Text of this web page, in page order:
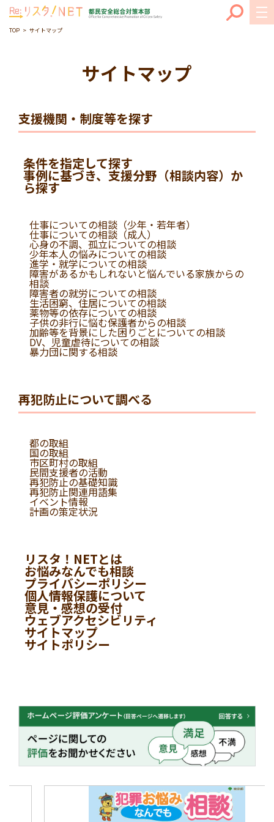
TOP サイトマップ
サイトマップ
支援機関・制度等を探す
条件を指定して探す
事例に基づき、支援分野（相談内容）か
ら探す
仕事についての相談（少年・若年者）
仕事についての相談（成人）
心身の不調、孤立についての相談
少年本人の悩みについての相談
進学・就学についての相談
障害があるかもしれないと悩んでいる家族からの
相談
障害者の就労についての相談
生活困窮、住居についての相談
薬物等の依存についての相談
子供の非行に悩む保護者からの相談
加齢等を背景にした困りごとについての相談
DV、児童虐待についての相談
暴力団に関する相談
再犯防止について調べる
都の取組
国の取組
市区町村の取組
民間支援者の活動
再犯防止の基礎知識
再犯防止関連用語集
イベント情報
計画の策定状況
リスタ！NETとは
お悩みなんでも相談
プライバシーポリシー
個人情報保護について
意見・感想の受付
ウェブアクセシビリティ
サイトマップ
サイトポリシー